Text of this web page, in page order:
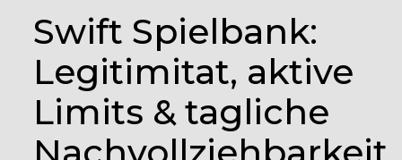
Swift Spielbank:
Legitimitat, aktive
Limits & tagliche